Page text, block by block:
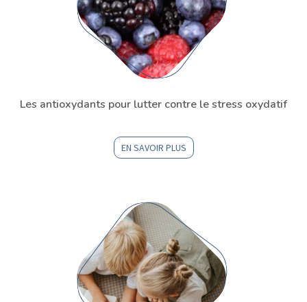
Les antioxydants pour lutter contre le stress oxydatif
EN SAVOIR PLUS